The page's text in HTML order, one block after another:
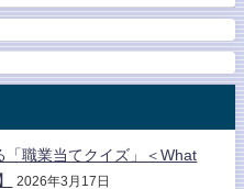
「職業当てクイズ」＜What
2026年3月17日